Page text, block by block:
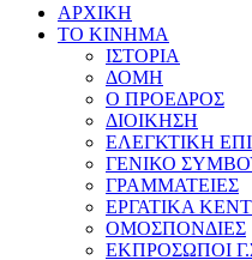
ΑΡΧΙΚΗ
ΤΟ ΚΙΝΗΜΑ
ΙΣΤΟΡΙΑ
ΔΟΜΗ
Ο ΠΡΟΕΔΡΟΣ
ΔΙΟΙΚΗΣΗ
ΕΛΕΓΚΤΙΚΗ
ΓΕΝΙΚΟ
ΓΡΑΜΜΑΤΕΙΕΣ
ΕΡΓΑΤΙΚΑ
ΟΜΟΣΠΟΝΔΙΕΣ
ΕΚΠΡΟΣΩΠΟΙ